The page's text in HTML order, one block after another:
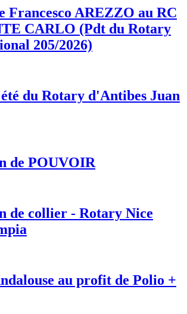
Francesco AREZZO au RC
CARLO (Pdt du Rotary
205/2026)
du Rotary d'Antibes Juan
de POUVOIR
de collier - Rotary Nice
au profit de Polio +